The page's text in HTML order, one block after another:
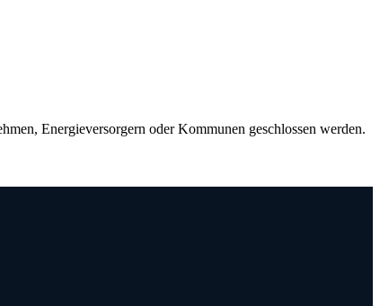
Energieversorgern oder Kommunen geschlossen werden.